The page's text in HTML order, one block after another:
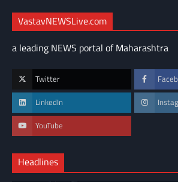
VastavNEWSLive.com
a leading NEWS portal of Maharashtra
Twitter
LinkedIn
YouTube
Headlines